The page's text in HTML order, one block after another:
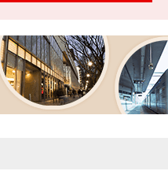
件を
探す
住まい1プ
閉じる